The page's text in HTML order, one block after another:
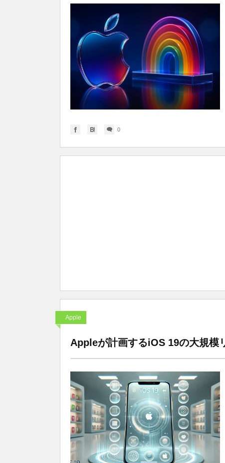
0
Apple
Appleが計画するiOS 19の大規模